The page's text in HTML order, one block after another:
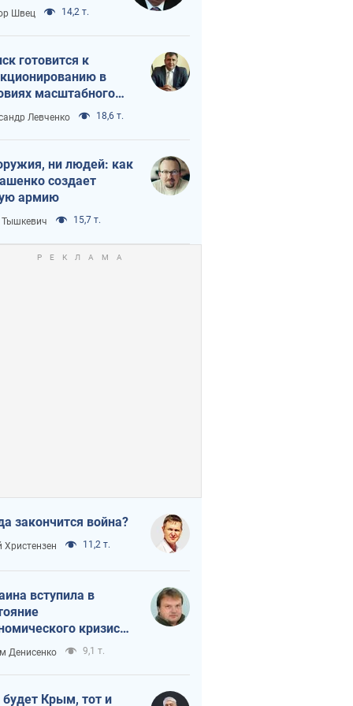
план
и Путина?
Швец 14,2 т.
готовится к
в
масштабного
кризиса
Левченко 18,6 т.
ни людей: как
создает
армию
Тышкевич 15,7 т.
закончится война?
11,2 т.
вступила в
кризиса.
ли свет в конце
Денисенко 9,1 т.
Крым, тот и